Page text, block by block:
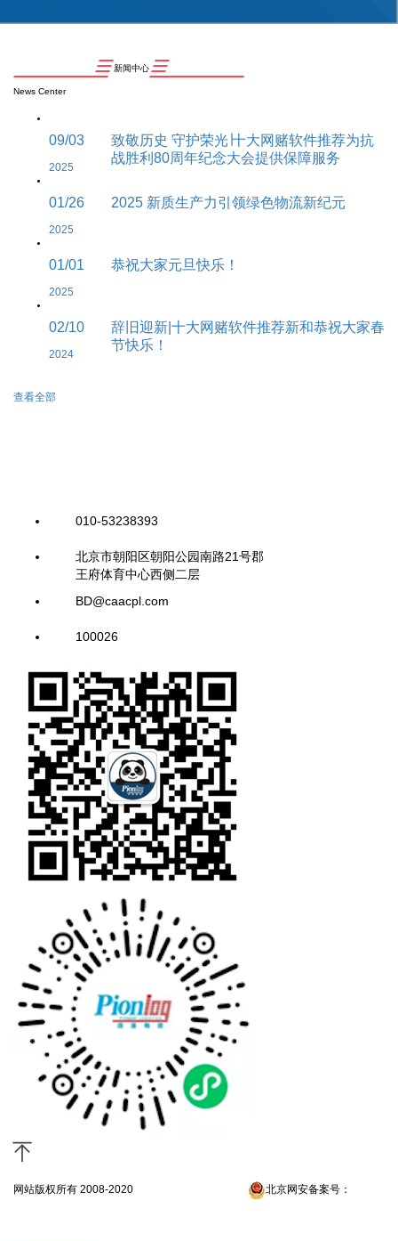
新闻中心
News Center
09/03
2025
致敬历史 守护荣光∣十大网赌软件推荐为抗
战胜利80周年纪念大会提供保障服务
01/26
2025
2025 新质生产力引领绿色物流新纪元
01/01
2025
恭祝大家元旦快乐！
02/10
2024
辞旧迎新|十大网赌软件推荐新和恭祝大家春
节快乐！
查看全部
010-53238393
北京市朝阳区朝阳公园南路21号郡
王府体育中心西侧二层
BD@caacpl.com
100026
网站版权所有 2008-2020 北京网安备案号：